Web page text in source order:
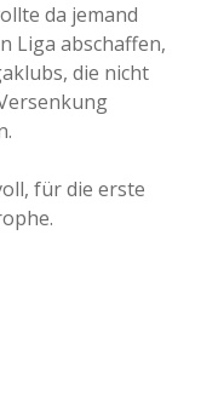
da jemand
Liga abschaffen,
die nicht
für die erste